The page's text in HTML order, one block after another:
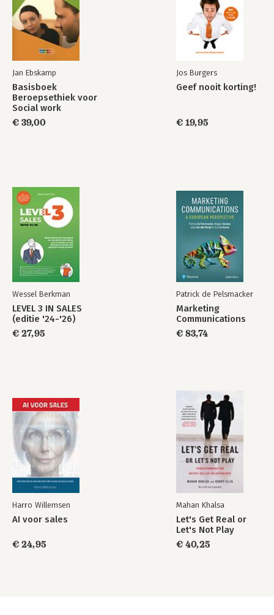
Jan Ebskamp
Basisboek
Beroepsethiek voor
Social work
€ 39,00
Jos Burgers
Geef nooit korting!
€ 19,95
Wessel Berkman
LEVEL 3 IN SALES
(editie '24-'26)
€ 27,95
Patrick de Pelsmacker
Marketing
Communications
€ 83,74
Harro Willemsen
AI voor sales
€ 24,95
Mahan Khalsa
Let's Get Real or
Let's Not Play
€ 40,25